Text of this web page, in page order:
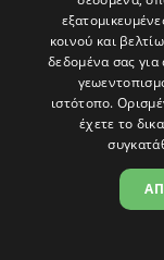
Πολίτης
Βλέπουμε το
κοινού και
δεδομένα σας
ιστότοπο.
έχετε το